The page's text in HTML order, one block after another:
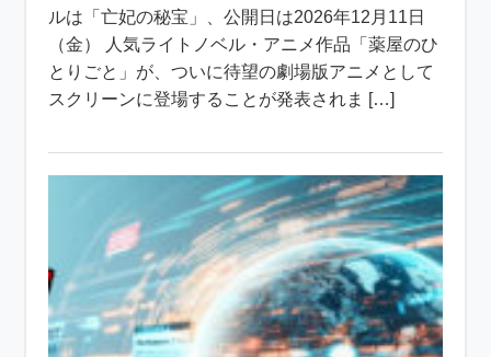
ルは「亡妃の秘宝」、公開日は2026年12月11日
（金） 人気ライトノベル・アニメ作品「薬屋のひ
とりごと」が、ついに待望の劇場版アニメとして
スクリーンに登場することが発表されま […]